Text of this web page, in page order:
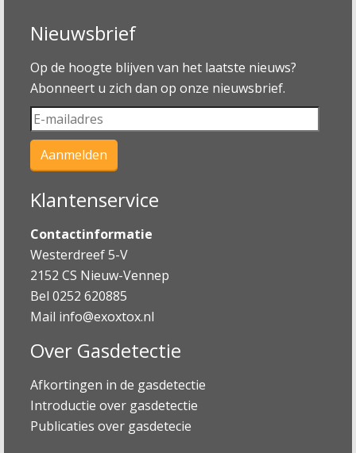
Nieuwsbrief
Op de hoogte blijven van het laatste nieuws?
Abonneert u zich dan op onze nieuwsbrief.
Klantenservice
Contactinformatie
Westerdreef 5-V
2152 CS Nieuw-Vennep
Bel 0252 620885
Mail info@exoxtox.nl
Over Gasdetectie
Afkortingen in de gasdetectie
Introductie over gasdetectie
Publicaties over gasdetecie